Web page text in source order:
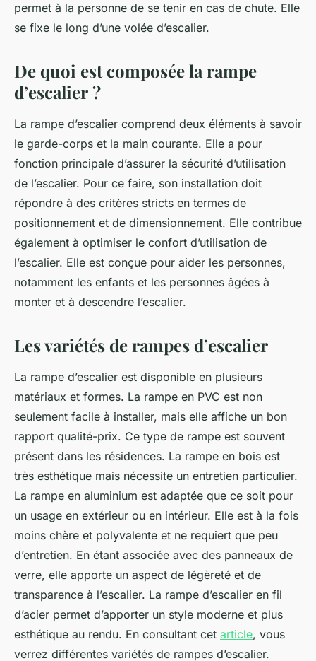
permet à la personne de se tenir en cas de chute. Elle
se fixe le long d’une volée d’escalier.
De quoi est composée la rampe
d’escalier ?
La rampe d’escalier comprend deux éléments à savoir
le garde-corps et la main courante. Elle a pour
fonction principale d’assurer la sécurité d’utilisation
de l’escalier. Pour ce faire, son installation doit
répondre à des critères stricts en termes de
positionnement et de dimensionnement. Elle contribue
également à optimiser le confort d’utilisation de
l’escalier. Elle est conçue pour aider les personnes,
notamment les enfants et les personnes âgées à
monter et à descendre l’escalier.
Les variétés de rampes d’escalier
La rampe d’escalier est disponible en plusieurs
matériaux et formes. La rampe en PVC est non
seulement facile à installer, mais elle affiche un bon
rapport qualité-prix. Ce type de rampe est souvent
présent dans les résidences. La rampe en bois est
très esthétique mais nécessite un entretien particulier.
La rampe en aluminium est adaptée que ce soit pour
un usage en extérieur ou en intérieur. Elle est à la fois
moins chère et polyvalente et ne requiert que peu
d’entretien. En étant associée avec des panneaux de
verre, elle apporte un aspect de légèreté et de
transparence à l’escalier. La rampe d’escalier en fil
d’acier permet d’apporter un style moderne et plus
esthétique au rendu. En consultant cet article, vous
verrez différentes variétés de rampes d’escalier.